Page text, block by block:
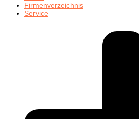
Firmenverzeichnis
Service